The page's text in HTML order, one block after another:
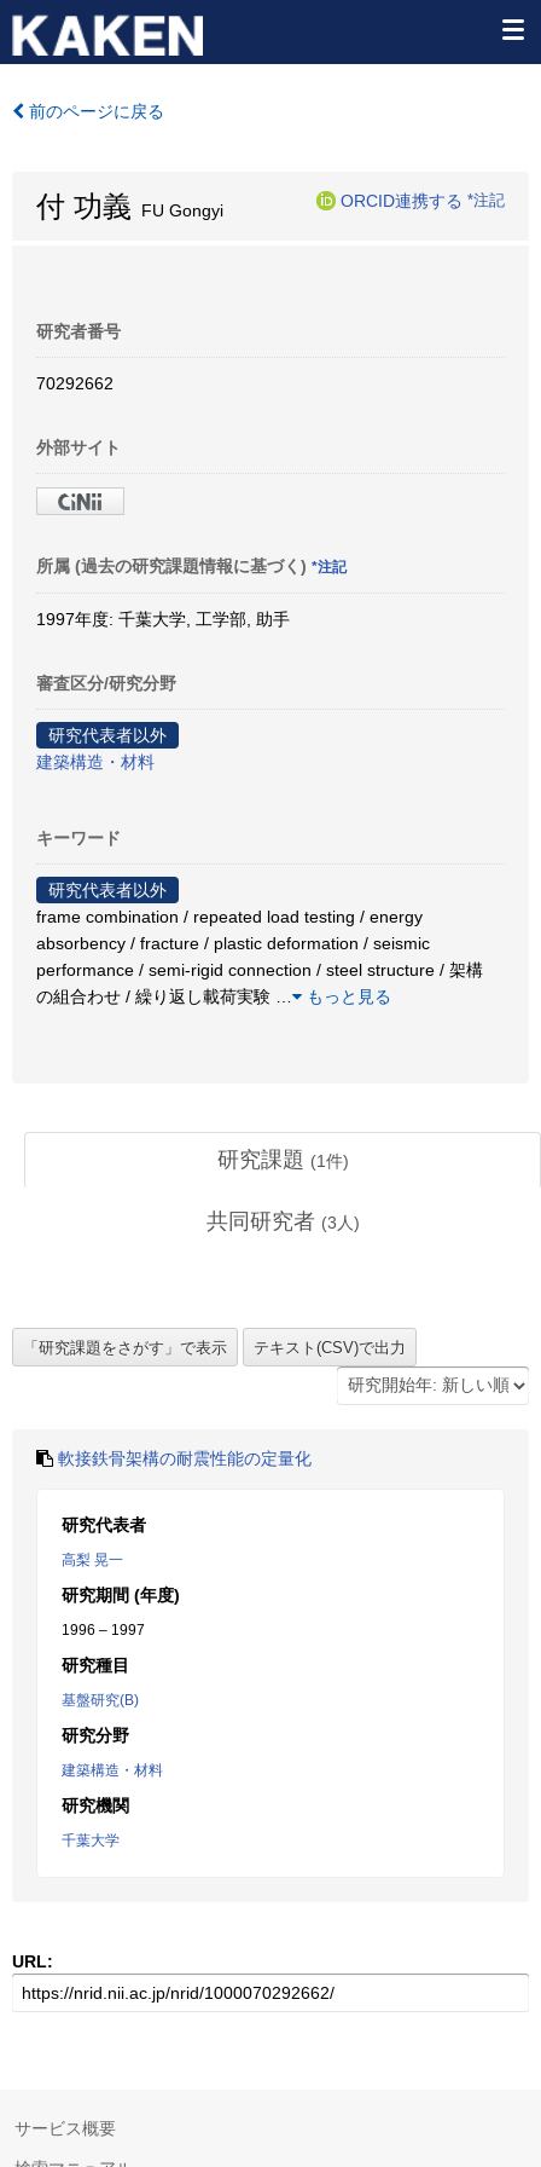
前のページに戻る
付 功義 FU Gongyi
ORCID連携する *注記
研究者番号
70292662
外部サイト
所属 (過去の研究課題情報に基づく) *注記
1997年度: 千葉大学, 工学部, 助手
審査区分/研究分野
研究代表者以外
建築構造・材料
キーワード
研究代表者以外
frame combination / repeated load testing / energy
absorbency / fracture / plastic deformation / seismic
performance / semi-rigid connection / steel structure / 架構
の組合わせ / 繰り返し載荷実験
もっと見る
研究課題 (1件)
共同研究者 (3 人)
軟接鉄骨架構の耐震性能の定量化
研究代表者
高梨 晃一
研究期間 (年度)
1996 – 1997
研究種目
基盤研究(B)
研究分野
建築構造・材料
研究機関
千葉大学
URL:
サービス概要